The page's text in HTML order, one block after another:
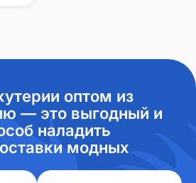
оптом из
— это выгодный и
наладить
модных